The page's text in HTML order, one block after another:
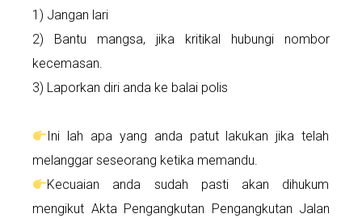
1) Jangan lari
2) Bantu mangsa, jika kritikal hubungi nombor
kecemasan.
3) Laporkan diri anda ke balai polis
Ini lah apa yang anda patut lakukan jika telah
melanggar seseorang ketika memandu.
Kecuaian anda sudah pasti akan dihukum
mengikut Akta Pengangkutan Pengangkutan Jalan